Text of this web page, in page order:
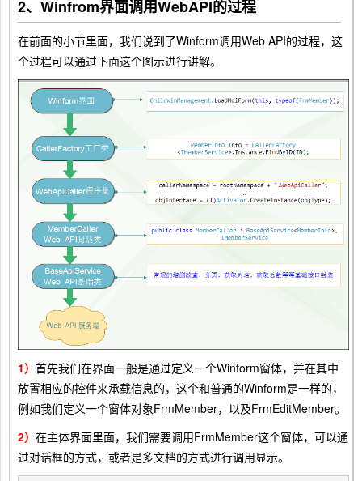
2、Winfrom界面调用WebAPI的过程
在前面的小节里面，我们说到了Winform调用Web API的过程，这
个过程可以通过下面这个图示进行讲解。
1） 首先我们在界面一般是通过定义一个Winform窗体，并在其中
放置相应的控件来承载信息的，这个和普通的Winform是一样的，
例如我们定义一个窗体对象FrmMember，以及FrmEditMember。
2） 在主体界面里面，我们需要调用FrmMember这个窗体，可以通
过对话框的方式，或者是多文档的方式进行调用显示。